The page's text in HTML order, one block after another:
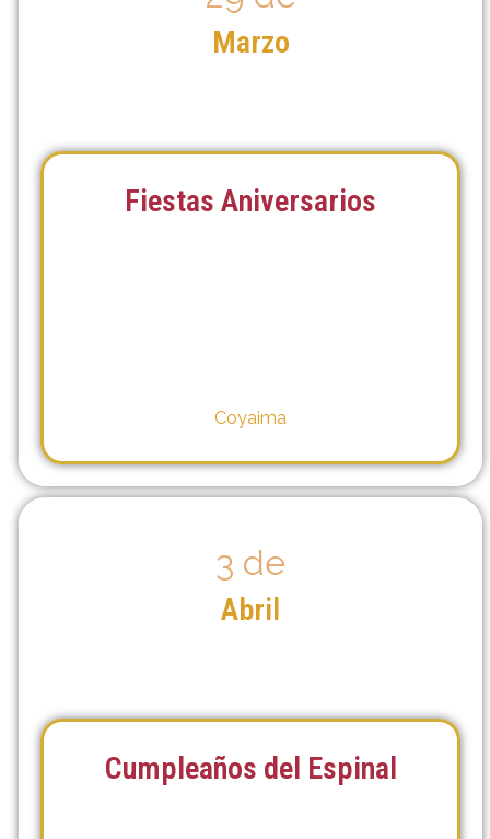
Marzo
Fiestas Aniversarios
Coyaima
3 de
Abril
Cumpleaños del Espinal